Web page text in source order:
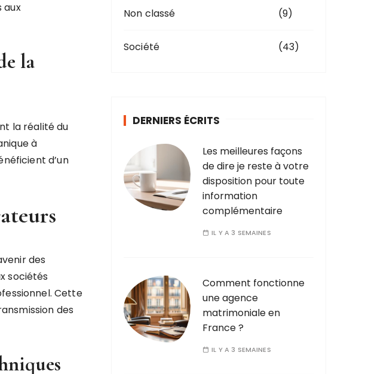
aux
la
la réalité du
à
d’un
des
sociétés
Cette
des
Non classé (9)
Société (43)
DERNIERS ÉCRITS
Les meilleures façons
de dire je reste à votre
disposition pour toute
information
complémentaire
IL Y A 3 SEMAINES
Comment fonctionne
une agence
matrimoniale en
France ?
IL Y A 3 SEMAINES